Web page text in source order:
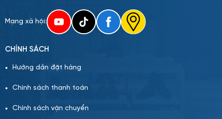
Mạng xã hội:
CHÍNH SÁCH
Hướng dẫn đặt hàng
Chính sách thanh toán
Chính sách vận chuyển